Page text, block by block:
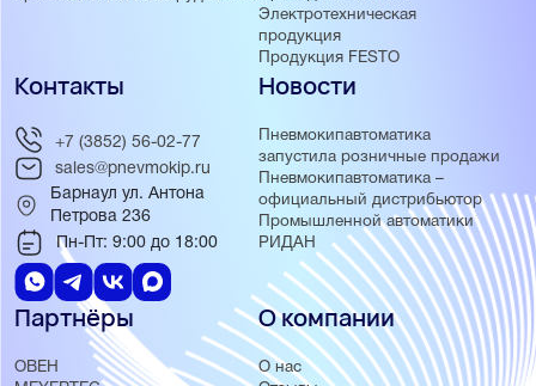
Электротехническая
продукция
Продукция FESTO
Новости
Пневмокипавтоматика
запустила розничные продажи
Пневмокипавтоматика –
официальный дистрибьютор
Промышленной автоматики
РИДАН
Партнёры
ОВЕН
О компании
О нас
Контакты
+7 (3852) 56-02-77
sales@pnevmokip.ru
Барнаул ул. Антона
Петрова 236
Пн-Пт: 9:00 до 18:00